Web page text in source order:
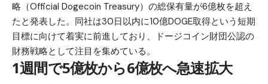
略（Official Dogecoin Treasury）の総保有量が6億枚を超え
たと発表した。同社は30日以内に10億DOGE取得という短期
目標に向けて着実に前進しており、ドージコイン財団公認の
財務戦略として注目を集めている。
1週間で5億枚から6億枚へ急速拡大